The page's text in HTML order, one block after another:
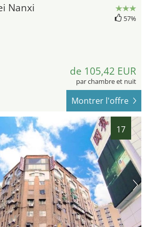
Nanxi
57%
de 105,42 EUR
par chambre et nuit
Montrer l'offre
17